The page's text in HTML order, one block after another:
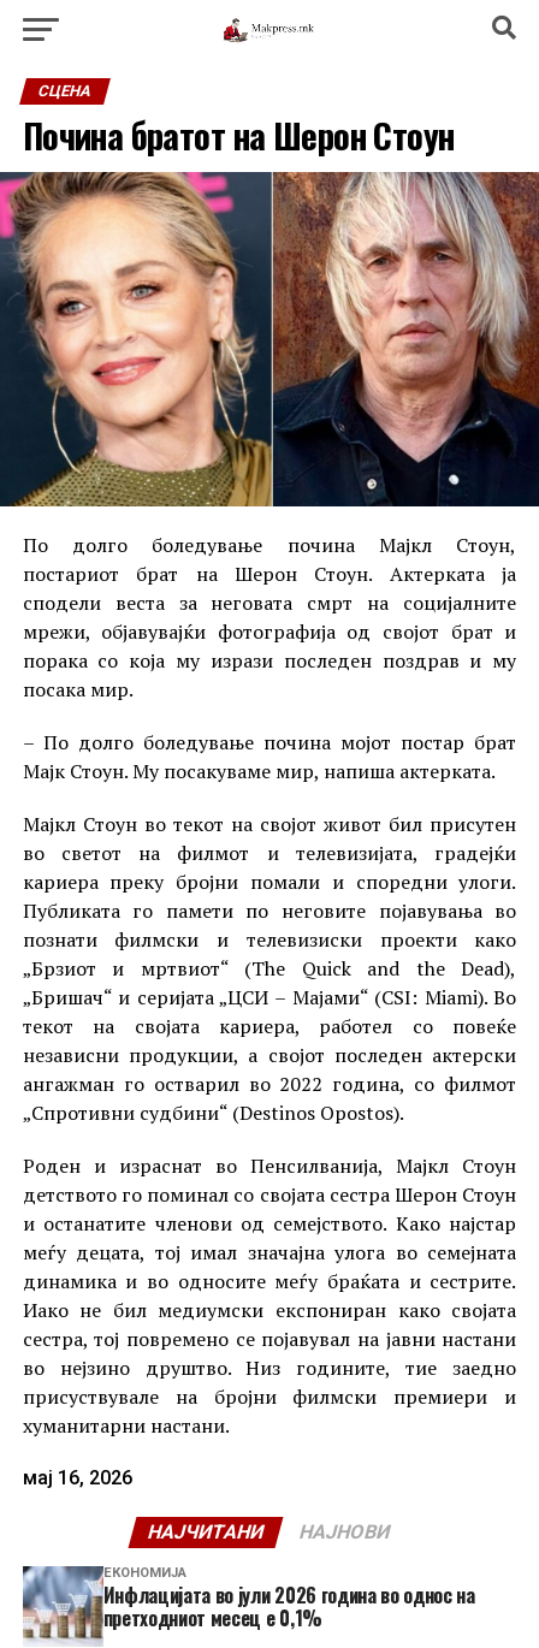
СЦЕНА
Почина братот на Шерон Стоун
По долго боледување почина Мајкл Стоун,
постариот брат на Шерон Стоун. Актерката ја
сподели веста за неговата смрт на социјалните
мрежи, објавувајќи фотографија од својот брат и
порака со која му изрази последен поздрав и му
посака мир.
– По долго боледување почина мојот постар брат
Мајк Стоун. Му посакуваме мир, напиша актерката.
Мајкл Стоун во текот на својот живот бил присутен
во светот на филмот и телевизијата, градејќи
кариера преку бројни помали и споредни улоги.
Публиката го памети по неговите појавувања во
познати филмски и телевизиски проекти како
„Брзиот и мртвиот“ (The Quick and the Dead),
„Бришач“ и серијата „ЦСИ – Мајами“ (CSI: Miami). Во
текот на својата кариера, работел со повеќе
независни продукции, а својот последен актерски
ангажман го остварил во 2022 година, со филмот
„Спротивни судбини“ (Destinos Opostos).
Роден и израснат во Пенсилванија, Мајкл Стоун
детството го поминал со својата сестра Шерон Стоун
и останатите членови од семејството. Како најстар
меѓу децата, тој имал значајна улога во семејната
динамика и во односите меѓу браќата и сестрите.
Иако не бил медиумски експониран како својата
сестра, тој повремено се појавувал на јавни настани
во нејзино друштво. Низ годините, тие заедно
присуствувале на бројни филмски премиери и
хуманитарни настани.
мај 16, 2026
НАЈЧИТАНИ НАЈНОВИ
ЕКОНОМИЈА
Инфлацијата во јули 2026 година во однос на
претходниот месец е 0,1%